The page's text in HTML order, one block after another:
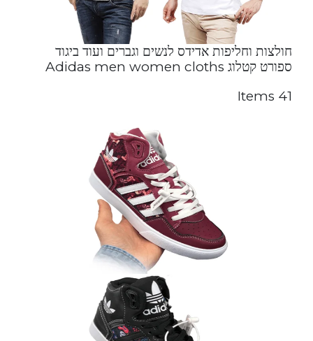
חולצות וחליפות אדידס לנשים וגברים ועוד ביגוד
ספורט קטלוג Adidas men women cloths
41 Items